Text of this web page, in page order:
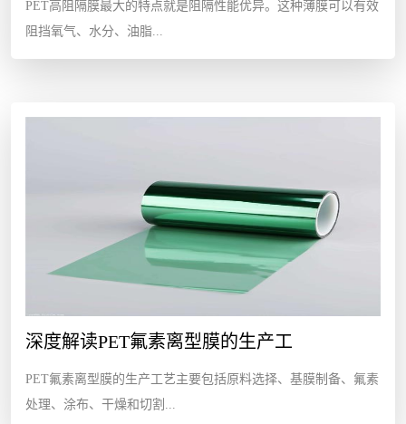
PET高阻隔膜​最大的特点就是阻隔性能优异。这种薄膜可以有效
阻挡氧气、水分、油脂...
深度解读PET氟素离型膜的生产工
PET氟素离型膜的生产工艺主要包括原料选择、基膜制备、氟素
处理、涂布、干燥和切割...